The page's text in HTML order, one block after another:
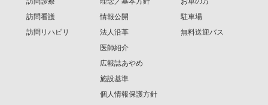
訪問看護
訪問リハビリ
情報公開
法人沿革
医師紹介
広報誌あやめ
施設基準
個人情報保護方針
駐車場
無料送迎バス